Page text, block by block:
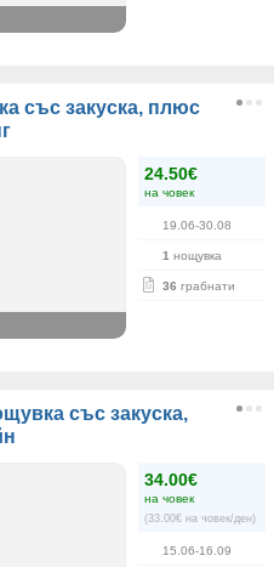
със закуска, плюс
24.50€
на човек
19.06-30.08
1 нощувка
36 грабнати
със закуска,
34.00€
на човек
(33.00€ на човек/ден)
15.06-16.09